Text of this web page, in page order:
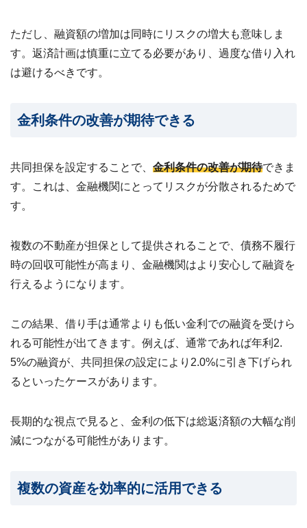
ただし、融資額の増加は同時にリスクの増大も意味しま
す。返済計画は慎重に立てる必要があり、過度な借り入れ
は避けるべきです。
金利条件の改善が期待できる
共同担保を設定することで、 金利条件の改善が期待できま
す。これは、金融機関にとってリスクが分散されるためで
す。
複数の不動産が担保として提供されることで、債務不履行
時の回収可能性が高まり、金融機関はより安心して融資を
行えるようになります。
この結果、借り手は通常よりも低い金利での融資を受けら
れる可能性が出てきます。例えば、通常であれば年利2.
5%の融資が、共同担保の設定により2.0%に引き下げられ
るといったケースがあります。
長期的な視点で見ると、金利の低下は総返済額の大幅な削
減につながる可能性があります。
複数の資産を効率的に活用できる